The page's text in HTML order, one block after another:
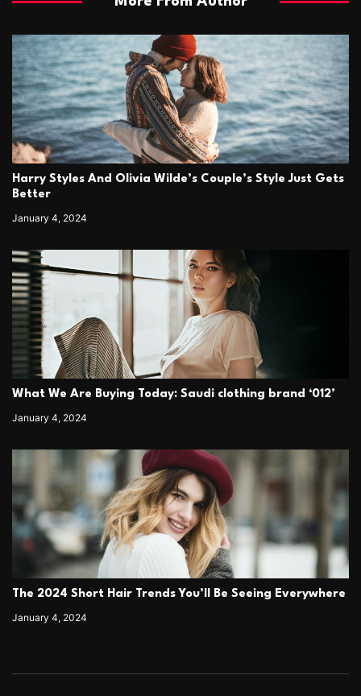
Harry Styles And Olivia Wilde’s Couple’s Style Just Gets
Better
January 4, 2024
What We Are Buying Today: Saudi clothing brand ‘012’
January 4, 2024
The 2024 Short Hair Trends You’ll Be Seeing Everywhere
January 4, 2024